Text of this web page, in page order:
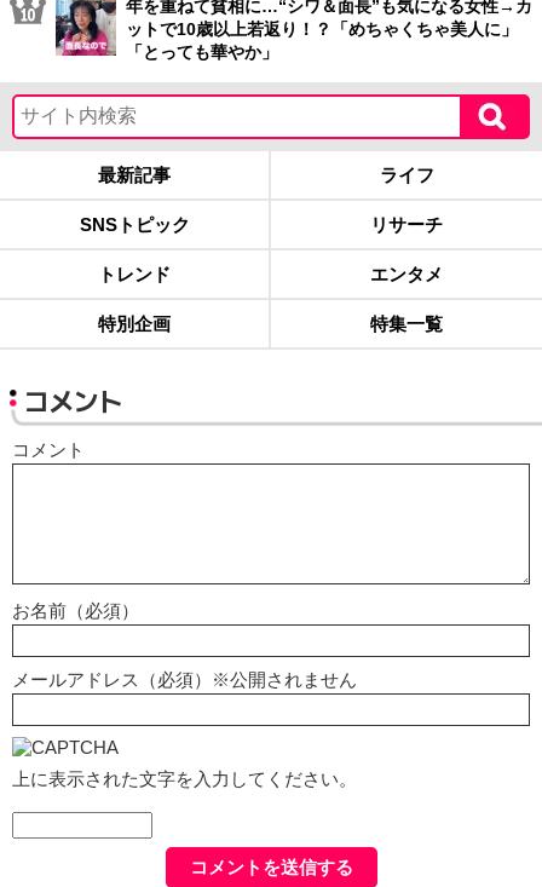
年を重ねて貧相に…“シワ＆面長”も気になる女性→カ
ットで10歳以上若返り！？「めちゃくちゃ美人に」
「とっても華やか」
最新記事 ライフ
SNSトピック リサーチ
トレンド エンタメ
特別企画 特集一覧
コメント
コメント
お名前（必須）
メールアドレス（必須）※公開されません
上に表示された文字を入力してください。